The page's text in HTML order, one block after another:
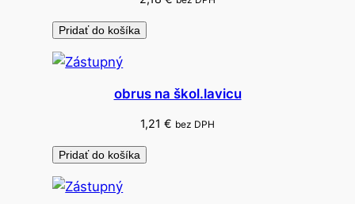
k
é
-
k
6
0
Pridať do košíka
obrus na škol.lavicu
1,21 € bez DPH
Pridať do košíka